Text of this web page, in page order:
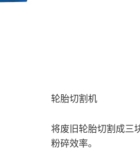
轮胎切割机
将废旧轮胎切割成三
粉碎效率。